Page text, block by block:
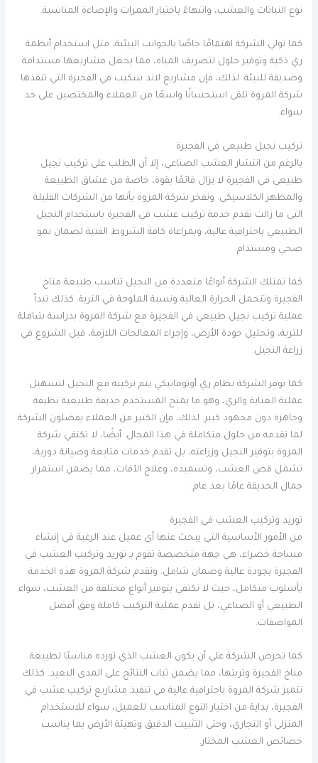
نوع النباتات والعشب، وانتهاءً باختيار الممرات والإضاءة المناسبة.
كما تولي الشركة اهتمامًا خاصًا بالجوانب البيئية، مثل استخدام أنظمة
ري ذكية وتوفير حلول لتصريف المياه، مما يجعل مشاريعها مستدامة
وصديقة للبيئة. لذلك، فإن مشاريع لاند سكيب في الفجيرة التي تنفذها
شركة المروة تلقى استحسانًا واسعًا من العملاء والمختصين على حد
سواء.
تركيب نجيل طبيعي في الفجيرة
بالرغم من انتشار العشب الصناعي، إلا أن الطلب على تركيب نجيل
طبيعي في الفجيرة لا يزال قائمًا بقوة، خاصة من عشاق الطبيعة
والمظهر الكلاسيكي. وتفخر شركة المروة بأنها من الشركات القليلة
التي ما زالت تقدم خدمة تركيب عشب في الفجيرة باستخدام النجيل
الطبيعي باحترافية عالية، وبمراعاة كافة الشروط الفنية لضمان نمو
صحي ومستدام.
كما تمتلك الشركة أنواعًا متعددة من النجيل تناسب طبيعة مناخ
الفجيرة وتتحمل الحرارة العالية ونسبة الملوحة في التربة. كذلك تبدأ
عملية تركيب نجيل طبيعي في الفجيرة مع شركة المروة بدراسة شاملة
للتربة، وتحليل جودة الأرض، وإجراء المعالجات اللازمة، قبل الشروع في
زراعة النجيل.
كما توفر الشركة نظام ري أوتوماتيكي يتم تركيبه مع النجيل لتسهيل
عملية العناية والري، وهو ما يمنح المستخدم حديقة طبيعية نظيفة
وجاهزة دون مجهود كبير. لذلك، فإن الكثير من العملاء يفضلون الشركة
لما تقدمه من حلول متكاملة في هذا المجال. أيضًا، لا تكتفي شركة
المروة بتوفير النجيل وزراعته، بل تقدم خدمات متابعة وصيانة دورية،
تشمل قص العشب، وتسميده، وعلاج الآفات، مما يضمن استمرار
جمال الحديقة عامًا بعد عام.
توريد وتركيب العشب في الفجيرة
من الأمور الأساسية التي يبحث عنها أي عميل عند الرغبة في إنشاء
مساحة خضراء، هي جهة متخصصة تقوم بـ توريد وتركيب العشب في
الفجيرة بجودة عالية وضمان شامل. وتقدم شركة المروة هذه الخدمة
بأسلوب متكامل، حيث لا تكتفي بتوفير أنواع مختلفة من العشب، سواء
الطبيعي أو الصناعي، بل تقدم عملية التركيب كاملة وفق أفضل
المواصفات.
كما تحرص الشركة على أن يكون العشب الذي تورده مناسبًا لطبيعة
مناخ الفجيرة وتربتها، مما يضمن ثبات النتائج على المدى البعيد. كذلك
تتميز شركة المروة باحترافية عالية في تنفيذ مشاريع تركيب عشب في
الفجيرة، بداية من اختيار النوع المناسب للعميل، سواء للاستخدام
المنزلي أو التجاري، وحتى التثبيت الدقيق وتهيئة الأرض بما يناسب
خصائص العشب المختار.